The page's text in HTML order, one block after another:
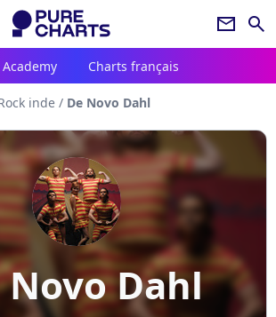
newsletter search
Charts français
inde / De Novo Dahl
Novo Dahl